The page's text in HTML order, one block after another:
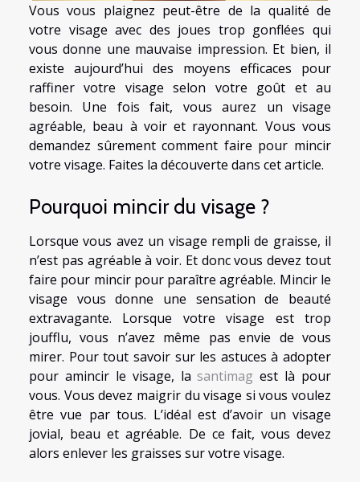
Vous vous plaignez peut-être de la qualité de
votre visage avec des joues trop gonflées qui
vous donne une mauvaise impression. Et bien, il
existe aujourd’hui des moyens efficaces pour
raffiner votre visage selon votre goût et au
besoin. Une fois fait, vous aurez un visage
agréable, beau à voir et rayonnant. Vous vous
demandez sûrement comment faire pour mincir
votre visage. Faites la découverte dans cet article.
Pourquoi mincir du visage ?
Lorsque vous avez un visage rempli de graisse, il
n’est pas agréable à voir. Et donc vous devez tout
faire pour mincir pour paraître agréable. Mincir le
visage vous donne une sensation de beauté
extravagante. Lorsque votre visage est trop
joufflu, vous n’avez même pas envie de vous
mirer. Pour tout savoir sur les astuces à adopter
pour amincir le visage, lasantimag est là pour
vous. Vous devez maigrir du visage si vous voulez
être vue par tous. L’idéal est d’avoir un visage
jovial, beau et agréable. De ce fait, vous devez
alors enlever les graisses sur votre visage.